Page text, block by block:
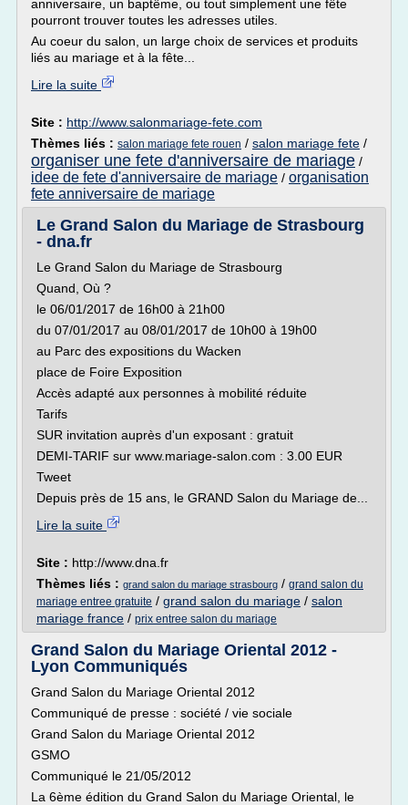
anniversaire, un baptême, ou tout simplement une fête
pourront trouver toutes les adresses utiles.
Au coeur du salon, un large choix de services et produits
liés au mariage et à la fête...
Lire la suite
Site : http://www.salonmariage-fete.com
Thèmes liés : salon mariage fete rouen / salon mariage fete /
organiser une fete d'anniversaire de mariage /
idee de fete d'anniversaire de mariage / organisation
fete anniversaire de mariage
Le Grand Salon du Mariage de Strasbourg
- dna.fr
Le Grand Salon du Mariage de Strasbourg
Quand, Où ?
le 06/01/2017 de 16h00 à 21h00
du 07/01/2017 au 08/01/2017 de 10h00 à 19h00
au Parc des expositions du Wacken
place de Foire Exposition
Accès adapté aux personnes à mobilité réduite
Tarifs
SUR invitation auprès d'un exposant : gratuit
DEMI-TARIF sur www.mariage-salon.com : 3.00 EUR
Tweet
Depuis près de 15 ans, le GRAND Salon du Mariage de...
Lire la suite
Site : http://www.dna.fr
Thèmes liés : grand salon du mariage strasbourg / grand salon du
mariage entree gratuite / grand salon du mariage / salon
mariage france / prix entree salon du mariage
Grand Salon du Mariage Oriental 2012 -
Lyon Communiqués
Grand Salon du Mariage Oriental 2012
Communiqué de presse : société / vie sociale
Grand Salon du Mariage Oriental 2012
GSMO
Communiqué le 21/05/2012
La 6ème édition du Grand Salon du Mariage Oriental, le